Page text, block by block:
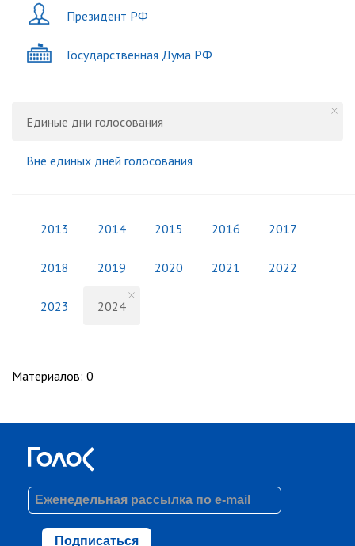
Президент РФ
Государственная Дума РФ
Единые дни голосования
Вне единых дней голосования
2013 2014 2015 2016 2017
2018 2019 2020 2021 2022
2023 2024
Материалов: 0
Подписаться